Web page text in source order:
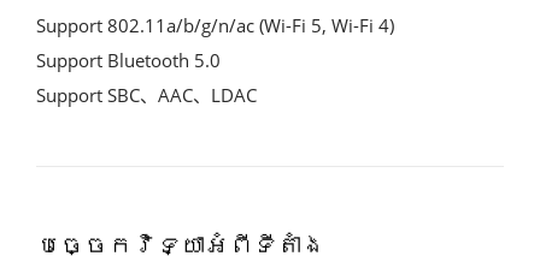
Support 802.11a/b/g/n/ac (Wi-Fi 5, Wi-Fi 4)
Support Bluetooth 5.0
Support SBC、AAC、LDAC
បច្ចេកវិទ្យាអំពីទីតាំង